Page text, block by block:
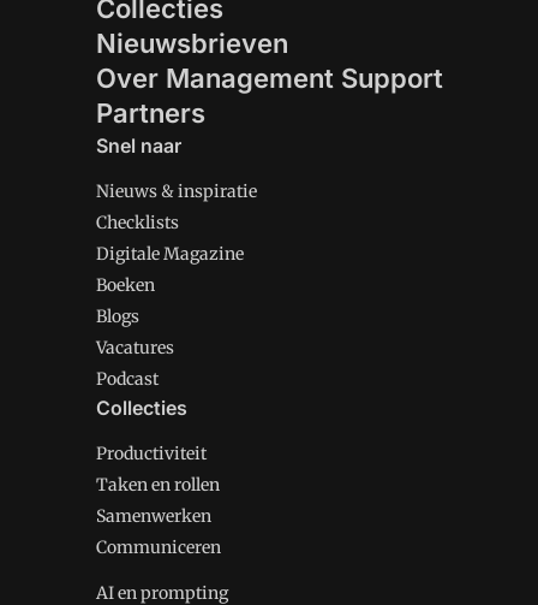
Collecties
Nieuwsbrieven
Over Management Support
Partners
Snel naar
Nieuws & inspiratie
Checklists
Digitale Magazine
Boeken
Blogs
Vacatures
Podcast
Collecties
Productiviteit
Taken en rollen
Samenwerken
Communiceren
AI en prompting